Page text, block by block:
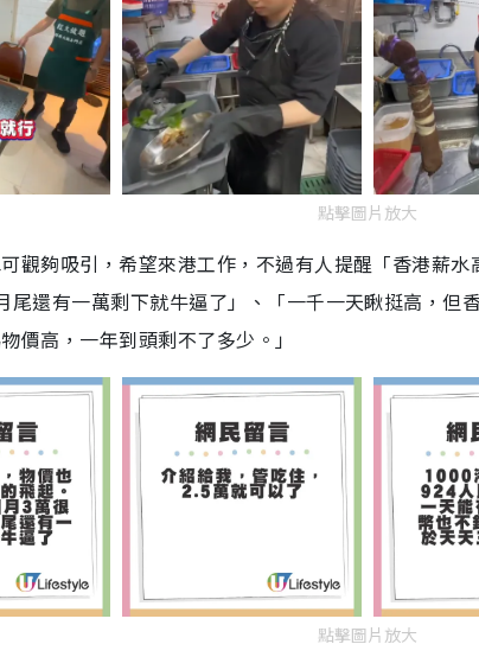
點擊圖片放大
觀夠吸引，希望來港工作，不過有人提醒「香港薪
尾還有一萬剩下就牛逼了」、「一千一天瞅挺高，但
價高，一年到頭剩不了多少。」
點擊圖片放大